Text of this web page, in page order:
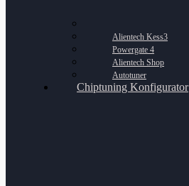
Alientech Kess3
Powergate 4
Alientech Shop
Autotuner
Chiptuning Konfigurator